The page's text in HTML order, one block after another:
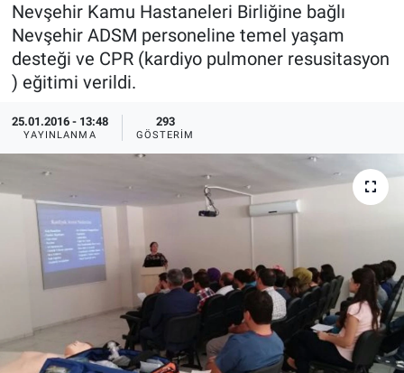
Nevşehir Kamu Hastaneleri Birliğine bağlı
Nevşehir ADSM personeline temel yaşam
desteği ve CPR (kardiyo pulmoner resusitasyon
) eğitimi verildi.
25.01.2016 - 13:48
YAYINLANMA
293
GÖSTERIM
Sağlık
Yerel
Genel
Asayiş
İlan - Duyuru- Mesaj
Türkiye Gündemi
Sizden Gelenler
Yaşam
Sağlık
Eğitim
3.Sayfa
İlan - Duyuru- Mesaj
Türkiye Gündemi
Sizden Gelenler